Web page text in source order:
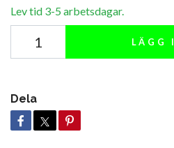
Lev tid 3-5 arbetsdagar.
LÄGG
Dela